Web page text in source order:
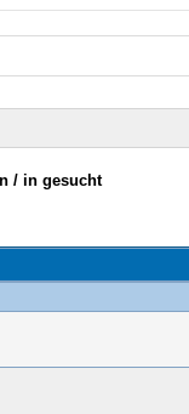
/ in gesucht